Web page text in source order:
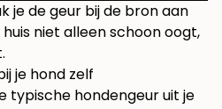
je de geur bij de bron aan
niet alleen schoon oogt,
je hond zelf
typische hondengeur uit je